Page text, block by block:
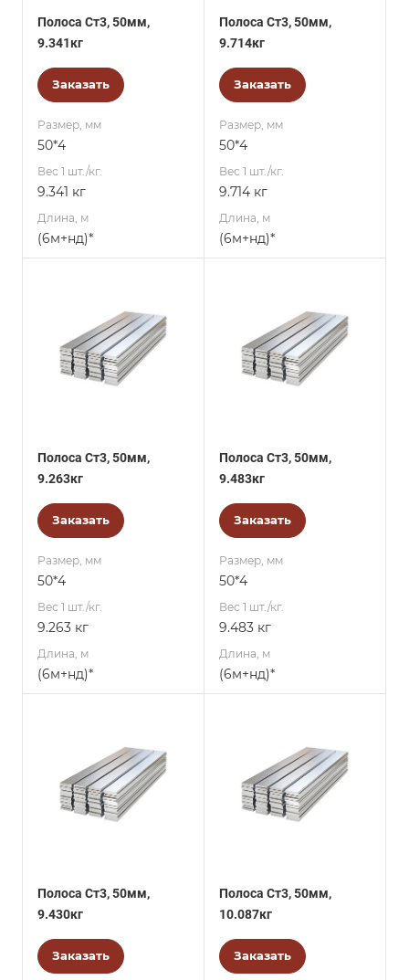
Полоса Ст3, 50мм,
9.341кг
Заказать
Размер, мм
50*4
Вес 1 шт./кг.
9.341 кг
Длина, м
(6м+нд)*
Полоса Ст3, 50мм,
9.714кг
Заказать
Размер, мм
50*4
Вес 1 шт./кг.
9.714 кг
Длина, м
(6м+нд)*
Полоса Ст3, 50мм,
9.263кг
Заказать
Размер, мм
50*4
Вес 1 шт./кг.
9.263 кг
Длина, м
(6м+нд)*
Полоса Ст3, 50мм,
9.483кг
Заказать
Размер, мм
50*4
Вес 1 шт./кг.
9.483 кг
Длина, м
(6м+нд)*
Полоса Ст3, 50мм,
9.430кг
Заказать
Полоса Ст3, 50мм,
10.087кг
Заказать